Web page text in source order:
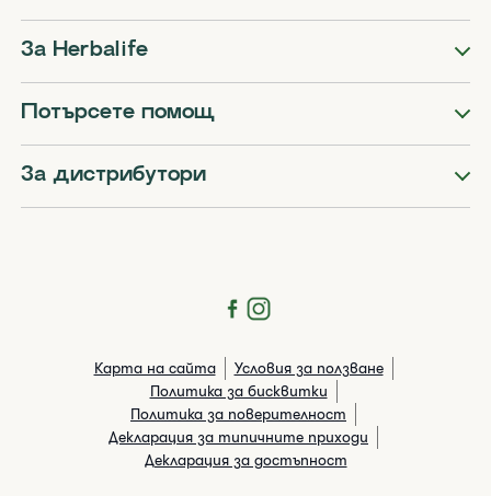
За Herbalife
Потърсете помощ
За дистрибутори
Карта на сайта
Условия за ползване
Политика за бисквитки
Политика за поверителност
Декларация за типичните приходи
Декларация за достъпност